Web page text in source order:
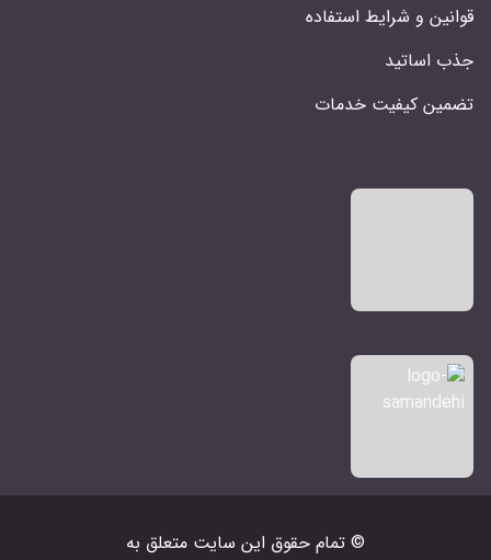
قوانین و شرایط استفاده
جذب اساتید
تضمین کیفیت خدمات
© تمام حقوق اين سايت متعلق به